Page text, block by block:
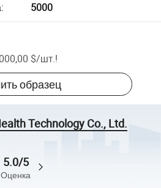
: 5000
$/шт.!
образец
Technology Co., Ltd.
5.0/5
Оценка